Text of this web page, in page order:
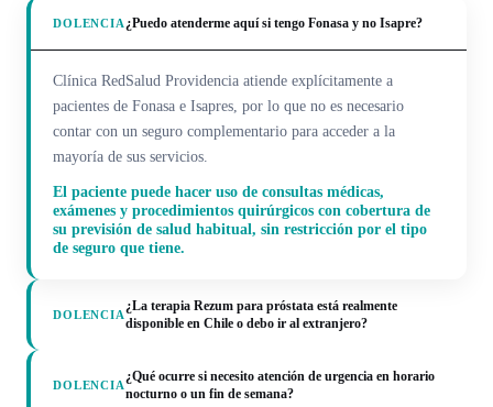
DOLENCIA ¿Puedo atenderme aquí si tengo Fonasa y no Isapre?
Clínica RedSalud Providencia atiende explícitamente a
pacientes de Fonasa e Isapres, por lo que no es necesario
contar con un seguro complementario para acceder a la
mayoría de sus servicios.
El paciente puede hacer uso de consultas médicas,
exámenes y procedimientos quirúrgicos con cobertura de
su previsión de salud habitual, sin restricción por el tipo
de seguro que tiene.
DOLENCIA
¿La terapia Rezum para próstata está realmente
disponible en Chile o debo ir al extranjero?
DOLENCIA
¿Qué ocurre si necesito atención de urgencia en horario
nocturno o un fin de semana?